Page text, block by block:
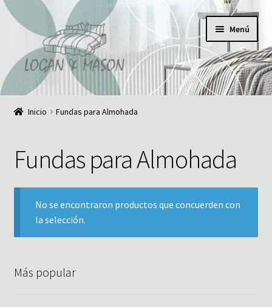
Ir
navegación
Ir
contenido
Menú
Inicio
Comunícate con nosotros
Noticias
Inicio Fundas para Almohada
Fundas para Almohada
No se encontraron productos que concuerden con
la selección.
Más popular